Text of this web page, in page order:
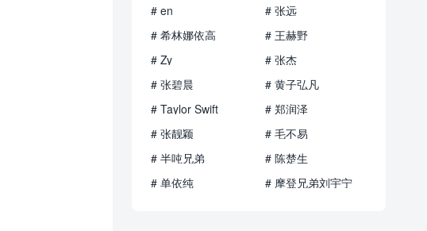
# en
# 张远
# 希林娜依高
# 王赫野
# Zy
# 张杰
# 张碧晨
# 黄子弘凡
# Taylor Swift
# 郑润泽
# 张靓颖
# 毛不易
# 半吨兄弟
# 陈楚生
# 单依纯
# 摩登兄弟刘宇宁